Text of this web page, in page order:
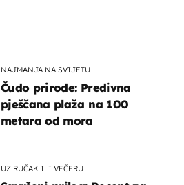
NAJMANJA NA SVIJETU
Čudo prirode: Predivna
pješčana plaža na 100
metara od mora
UZ RUČAK ILI VEČERU